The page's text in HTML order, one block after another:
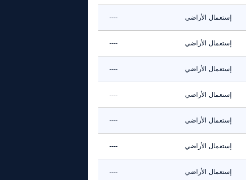
إستعمال الأراضي ----
إستعمال الأراضي ----
إستعمال الأراضي ----
إستعمال الأراضي ----
إستعمال الأراضي ----
إستعمال الأراضي ----
إستعمال الأراضي ----